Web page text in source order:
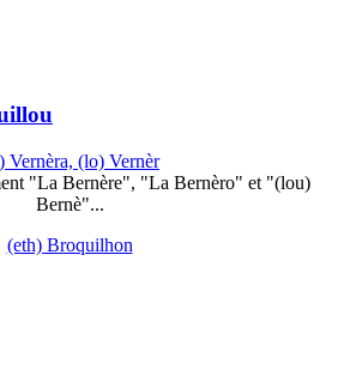
Vernèra, (lo) Vernèr
"La Bernère", "La Bernèro" et "(lou)
Bernè"...
(eth) Broquilhon